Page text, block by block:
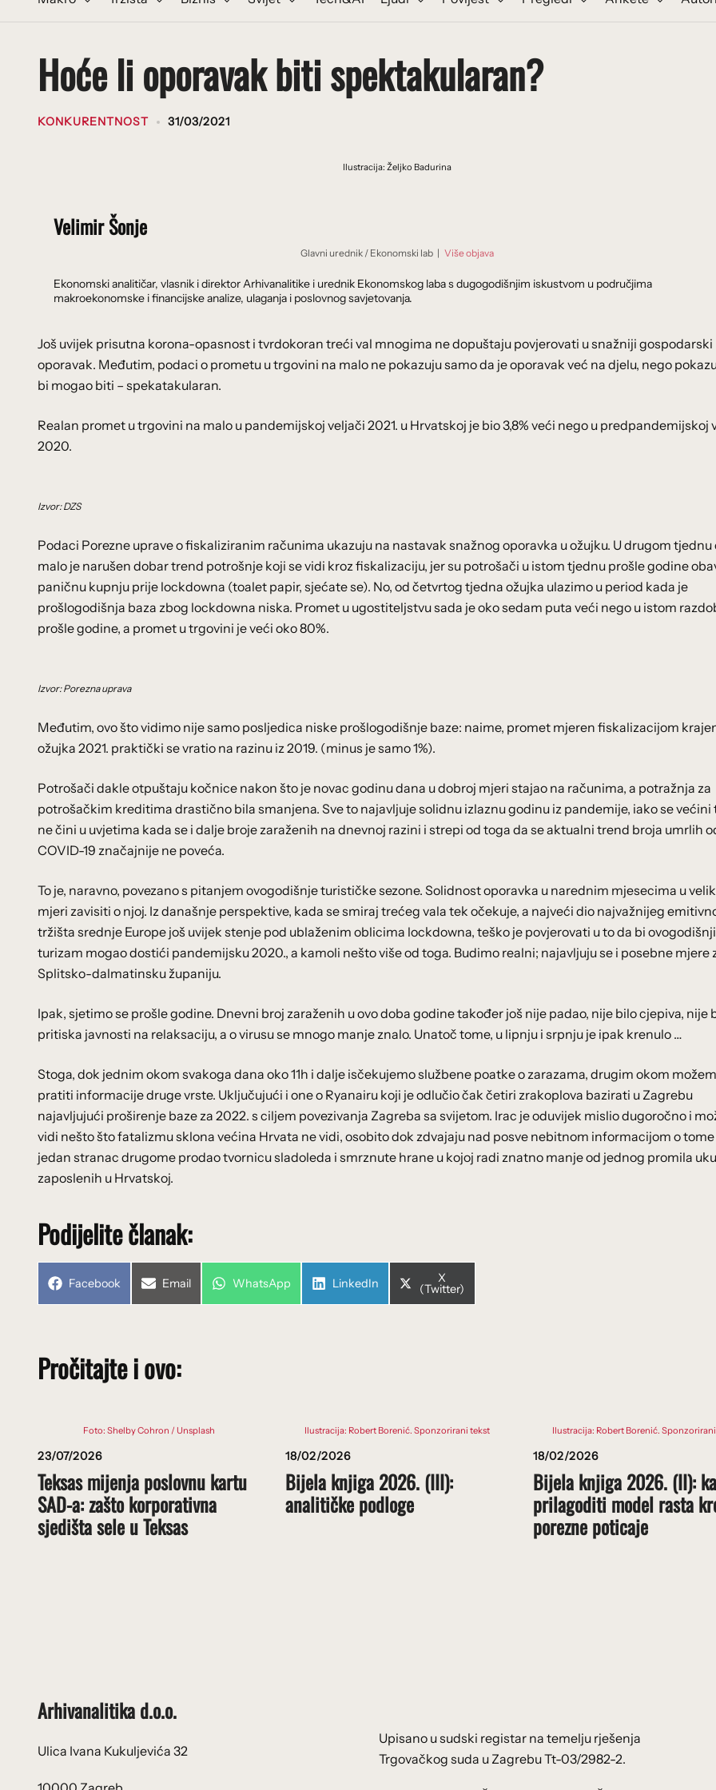
Hoće li oporavak biti spektakularan?
KONKURENTNOST 31/03/2021
Ilustracija: Željko Badurina
Velimir Šonje
Glavni urednik / Ekonomski lab | Više objava
Ekonomski analitičar, vlasnik i direktor Arhivanalitike i urednik Ekonomskog laba s dugogodišnjim iskustvom u područjima
makroekonomske i financijske analize, ulaganja i poslovnog savjetovanja.
Još uvijek prisutna korona-opasnost i tvrdokoran treći val mnogima ne dopuštaju povjerovati u snažniji gospodarski
oporavak. Međutim, podaci o prometu u trgovini na malo ne pokazuju samo da je oporavak već na djelu, nego
bi mogao biti – spekatakularan.
Realan promet u trgovini na malo u pandemijskoj veljači 2021. u Hrvatskoj je bio 3,8% veći nego u predpandemijskoj
2020.
Izvor: DZS
Podaci Porezne uprave o fiskaliziranim računima ukazuju na nastavak snažnog oporavka u ožujku. U drugom tjednu
malo je narušen dobar trend potrošnje koji se vidi kroz fiskalizaciju, jer su potrošači u istom tjednu prošle godine
paničnu kupnju prije lockdowna (toalet papir, sjećate se). No, od četvrtog tjedna ožujka ulazimo u period kada je
prošlogodišnja baza zbog lockdowna niska. Promet u ugostiteljstvu sada je oko sedam puta veći nego u istom
prošle godine, a promet u trgovini je veći oko 80%.
Izvor: Porezna uprava
Međutim, ovo što vidimo nije samo posljedica niske prošlogodišnje baze: naime, promet mjeren fiskalizacijom
ožujka 2021. praktički se vratio na razinu iz 2019. (minus je samo 1%).
Potrošači dakle otpuštaju kočnice nakon što je novac godinu dana u dobroj mjeri stajao na računima, a potražnja za
potrošačkim kreditima drastično bila smanjena. Sve to najavljuje solidnu izlaznu godinu iz pandemije, iako se većini
ne čini u uvjetima kada se i dalje broje zaraženih na dnevnoj razini i strepi od toga da se aktualni trend broja umrlih
COVID-19 značajnije ne poveća.
To je, naravno, povezano s pitanjem ovogodišnje turističke sezone. Solidnost oporavka u narednim mjesecima u
mjeri zavisiti o njoj. Iz današnje perspektive, kada se smiraj trećeg vala tek očekuje, a najveći dio najvažnijeg
tržišta srednje Europe još uvijek stenje pod ublaženim oblicima lockdowna, teško je povjerovati u to da bi ovogodišnji
turizam mogao dostići pandemijsku 2020., a kamoli nešto više od toga. Budimo realni; najavljuju se i posebne mjere
Splitsko-dalmatinsku županiju.
Ipak, sjetimo se prošle godine. Dnevni broj zaraženih u ovo doba godine također još nije padao, nije bilo cjepiva, nije
pritiska javnosti na relaksaciju, a o virusu se mnogo manje znalo. Unatoč tome, u lipnju i srpnju je ipak krenulo …
Stoga, dok jednim okom svakoga dana oko 11h i dalje isčekujemo službene poatke o zarazama, drugim okom
pratiti informacije druge vrste. Uključujući i one o Ryanairu koji je odlučio čak četiri zrakoplova bazirati u Zagrebu
najavljujući proširenje baze za 2022. s ciljem povezivanja Zagreba sa svijetom. Irac je oduvijek mislio dugoročno i
vidi nešto što fatalizmu sklona većina Hrvata ne vidi, osobito dok zdvajaju nad posve nebitnom informacijom o tome
jedan stranac drugome prodao tvornicu sladoleda i smrznute hrane u kojoj radi znatno manje od jednog promila
zaposlenih u Hrvatskoj.
Podijelite članak:
Share
Facebook Share
Email Share
WhatsApp Share
LinkedIn Share
on
X
(Twitter)
Pročitajte i ovo:
Foto: Shelby Cohron / Unsplash
23/07/2026
Teksas mijenja poslovnu kartu
SAD-a: zašto korporativna
sjedišta sele u Teksas
Ilustracija: Robert Borenić. Sponzorirani tekst
18/02/2026
Bijela knjiga 2026. (III):
analitičke podloge
Ilustracija: Robert Borenić.
18/02/2026
Bijela knjiga 2026. (II):
prilagoditi model rasta
porezne poticaje
Arhivanalitika d.o.o.
Ulica Ivana Kukuljevića 32
Upisano u sudski registar na temelju rješenja
Trgovačkog suda u Zagrebu Tt-03/2982-2.